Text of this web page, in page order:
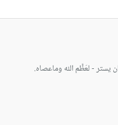
يستر - لعَظَّم الله وماعصاه.